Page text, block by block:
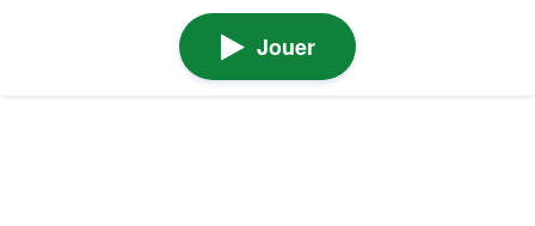
Jouer